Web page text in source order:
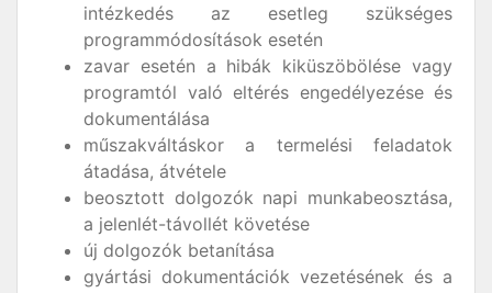
intézkedés az esetleg szükséges
programmódosítások esetén
zavar esetén a hibák kiküszöbölése vagy
programtól való eltérés engedélyezése és
dokumentálása
műszakváltáskor a termelési feladatok
átadása, átvétele
beosztott dolgozók napi munkabeosztása,
a jelenlét-távollét követése
új dolgozók betanítása
gyártási dokumentációk vezetésének és a